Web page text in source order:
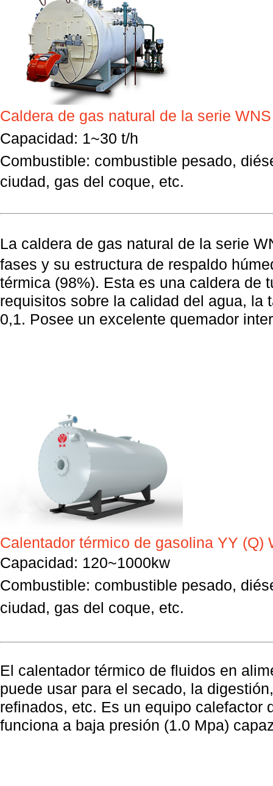
Caldera de gas natural de la serie WNS
Capacidad: 1~30 t/h
Combustible: combustible pesado,
ciudad, gas del coque, etc.
La caldera de gas natural de la serie
fases y su estructura de respaldo
térmica (98%). Esta es una caldera de
requisitos sobre la calidad del agua,
0,1. Posee un excelente quemador
Calentador térmico de gasolina YY (Q)
Capacidad: 120~1000kw
Combustible: combustible pesado,
ciudad, gas del coque, etc.
El calentador térmico de fluidos en
puede usar para el secado, la
refinados, etc. Es un equipo calefactor
funciona a baja presión (1.0 Mpa)